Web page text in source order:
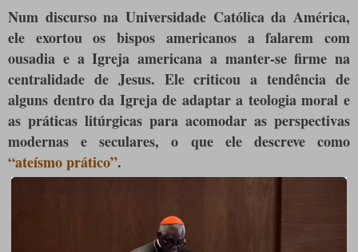
Num discurso na Universidade Católica da América,
ele exortou os bispos americanos a falarem com
ousadia e a Igreja americana a manter-se firme na
centralidade de Jesus. Ele criticou a tendência de
alguns dentro da Igreja de adaptar a teologia moral e
as práticas litúrgicas para acomodar as perspectivas
modernas e seculares, o que ele descreve como
“ateísmo prático”.